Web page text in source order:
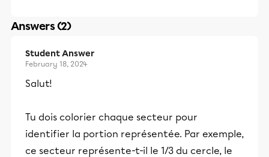
Answers (2)
Student Answer
February 18, 2024
Salut!
Tu dois colorier chaque secteur pour
identifier la portion représentée. Par exemple,
ce secteur représente-t-il le 1/3 du cercle, le